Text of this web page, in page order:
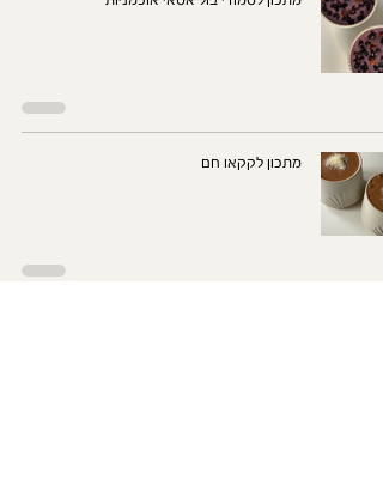
מתכון לקקאו חם